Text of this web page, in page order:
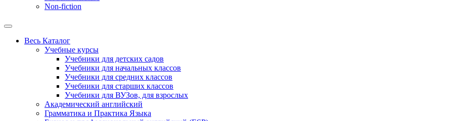
Non-fiction
Весь Каталог
Учебные курсы
Учебники для детских садов
Учебники для начальных классов
Учебники для средних классов
Учебники для старших классов
Учебники для ВУЗов, для взрослых
Академический английский
Грамматика и Практика Языка